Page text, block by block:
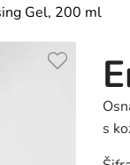
Gel, 200 ml
s